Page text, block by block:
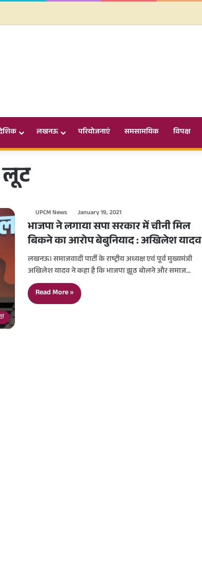
लखनऊ परियोजनाएं समसामयिक विपक्ष
UPCM News January 19, 2021
भाजपा ने लगाया सपा सरकार में चीनी मिल
बिकने का आरोप बेबुनियाद : अखिलेश यादव
लखनऊ। समाजवादी पार्टी के राष्ट्रीय अध्यक्ष एवं पूर्व मुख्यमंत्री
अखिलेश यादव ने कहा है कि भाजपा झूठ बोलने और समाज…
Read More »